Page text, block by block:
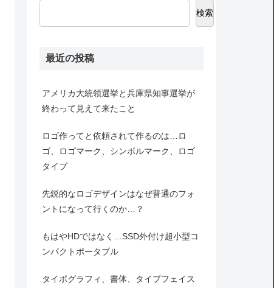
検索
最近の投稿
アメリカ大統領選挙と兵庫県知事選挙が
終わって見えて来たこと
ロゴ作ってと依頼されて作るのは…ロ
ゴ、ロゴマーク、シンボルマーク、ロゴ
タイプ
先鋭的なロゴデザインはなぜ普通のフォ
ントになって行くのか…？
もはやHDではなく…SSD外付け超小型コ
ンパクトポータブル
タイポグラフィ、書体、タイプフェイス